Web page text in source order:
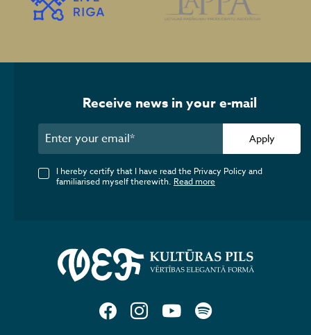
Receive news in your e-mail
Apply
I hereby certify that I have read the Privacy Policy and
familiarised myself therewith. Read more